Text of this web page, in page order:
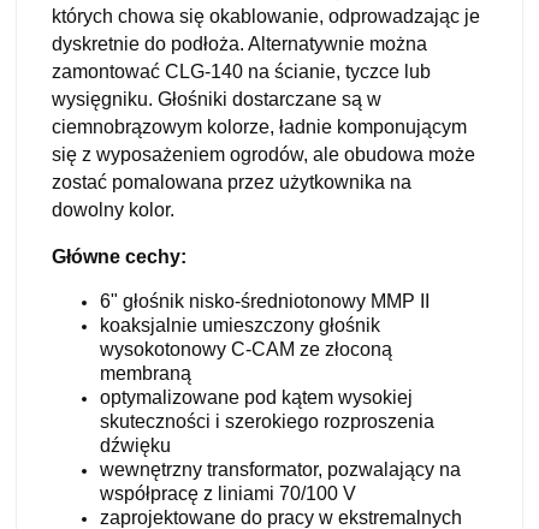
których chowa się okablowanie, odprowadzając je
dyskretnie do podłoża. Alternatywnie można
zamontować CLG-140 na ścianie, tyczce lub
wysięgniku. Głośniki dostarczane są w
ciemnobrązowym kolorze, ładnie komponującym
się z wyposażeniem ogrodów, ale obudowa może
zostać pomalowana przez użytkownika na
dowolny kolor.
Główne cechy:
6" głośnik nisko-średniotonowy MMP II
koaksjalnie umieszczony głośnik
wysokotonowy C-CAM ze złoconą
membraną
optymalizowane pod kątem wysokiej
skuteczności i szerokiego rozproszenia
dźwięku
wewnętrzny transformator, pozwalający na
współpracę z liniami 70/100 V
zaprojektowane do pracy w ekstremalnych